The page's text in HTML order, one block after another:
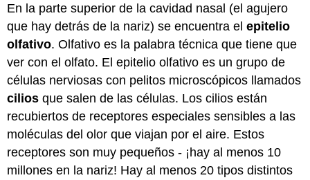
En la parte superior de la cavidad nasal (el agujero
que hay detrás de la nariz) se encuentra el epitelio
olfativo. Olfativo es la palabra técnica que tiene que
ver con el olfato. El epitelio olfativo es un grupo de
células nerviosas con pelitos microscópicos llamados
cilios que salen de las células. Los cilios están
recubiertos de receptores especiales sensibles a las
moléculas del olor que viajan por el aire. Estos
receptores son muy pequeños - ¡hay al menos 10
millones en la nariz! Hay al menos 20 tipos distintos